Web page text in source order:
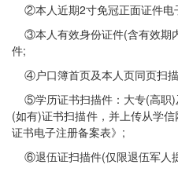
②本人近期2寸免冠正面证件电
③本人有效身份证件(含有效期
件;
④户口簿首页及本人页同页扫
⑤学历证书扫描件：大专(高职)
(如有)证书扫描件，并上传从学
证书电子注册备案表》;
⑥退伍证扫描件(仅限退伍军人